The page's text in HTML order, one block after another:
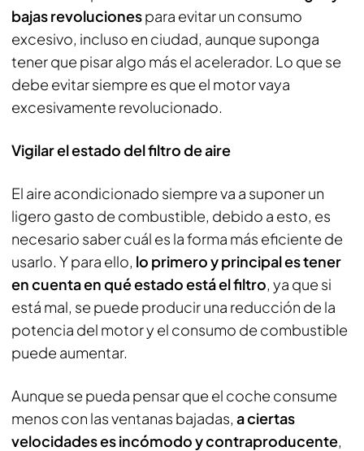
bajas revolucionespara evitar un consumo
excesivo, incluso en ciudad, aunque suponga
tener que pisar algo más el acelerador. Lo que se
debe evitar siempre es que el motor vaya
excesivamente revolucionado.
Vigilar el estado del filtro de aire
El aire acondicionado siempre va a suponer un
ligero gasto de combustible, debido a esto, es
necesario saber cuál es la forma más eficiente de
usarlo. Y para ello, lo primero y principal es tener
en cuenta en qué estado está el filtro, ya que si
está mal, se puede producir una reducción de la
potencia del motor y el consumo de combustible
puede aumentar.
Aunque se pueda pensar que el coche consume
menos con las ventanas bajadas, a ciertas
velocidades es incómodo y contraproducente,